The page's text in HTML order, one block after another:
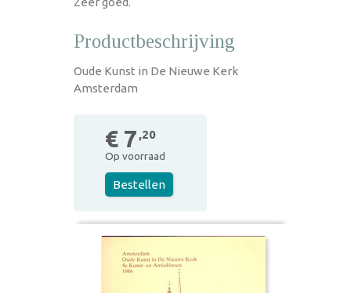
Productbeschrijving
Oude Kunst in De Nieuwe Kerk
Amsterdam
€ 7 ,20
Op voorraad
Bestellen